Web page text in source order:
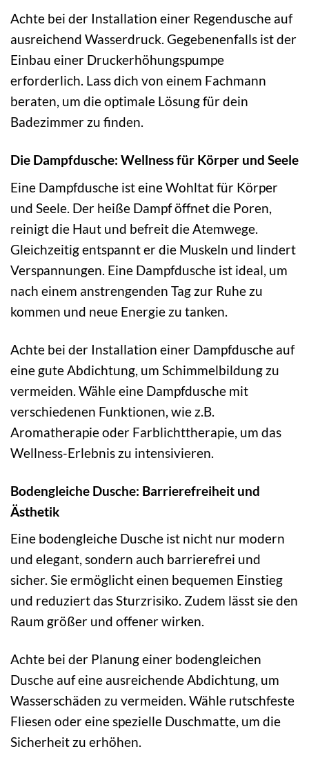
Achte bei der Installation einer Regendusche auf
ausreichend Wasserdruck. Gegebenenfalls ist der
Einbau einer Druckerhöhungspumpe
erforderlich. Lass dich von einem Fachmann
beraten, um die optimale Lösung für dein
Badezimmer zu finden.
Die Dampfdusche: Wellness für Körper und Seele
Eine Dampfdusche ist eine Wohltat für Körper
und Seele. Der heiße Dampf öffnet die Poren,
reinigt die Haut und befreit die Atemwege.
Gleichzeitig entspannt er die Muskeln und lindert
Verspannungen. Eine Dampfdusche ist ideal, um
nach einem anstrengenden Tag zur Ruhe zu
kommen und neue Energie zu tanken.
Achte bei der Installation einer Dampfdusche auf
eine gute Abdichtung, um Schimmelbildung zu
vermeiden. Wähle eine Dampfdusche mit
verschiedenen Funktionen, wie z.B.
Aromatherapie oder Farblichttherapie, um das
Wellness-Erlebnis zu intensivieren.
Bodengleiche Dusche: Barrierefreiheit und
Ästhetik
Eine bodengleiche Dusche ist nicht nur modern
und elegant, sondern auch barrierefrei und
sicher. Sie ermöglicht einen bequemen Einstieg
und reduziert das Sturzrisiko. Zudem lässt sie den
Raum größer und offener wirken.
Achte bei der Planung einer bodengleichen
Dusche auf eine ausreichende Abdichtung, um
Wasserschäden zu vermeiden. Wähle rutschfeste
Fliesen oder eine spezielle Duschmatte, um die
Sicherheit zu erhöhen.